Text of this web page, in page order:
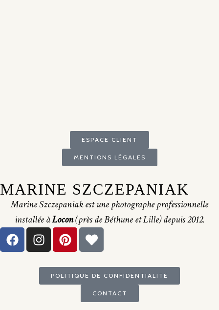
ESPACE CLIENT
MENTIONS LÉGALES
MARINE SZCZEPANIAK
Marine Szczepaniak est une photographe professionnelle
installée àLocon(près de Béthune et Lille) depuis 2012.
POLITIQUE DE CONFIDENTIALITÉ
CONTACT